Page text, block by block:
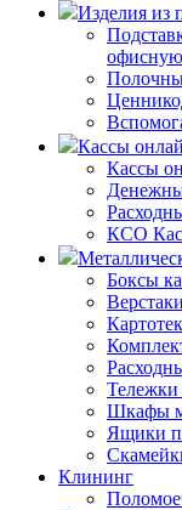
Изделия из
Кассы
Кассы
КСО
Боксы
Верстаки
Тележки
Шкафы
Ящики
Клининг